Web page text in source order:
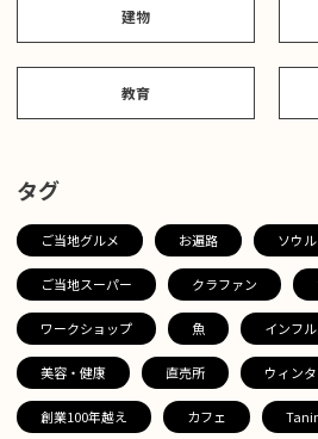
建物
教育
タグ
ご当地グルメ お遍路 ソウ
ご当地スーパー クラファン
ワークショップ 魚 インフ
美容・健康 直売所 ウィン
創業100年越え カフェ